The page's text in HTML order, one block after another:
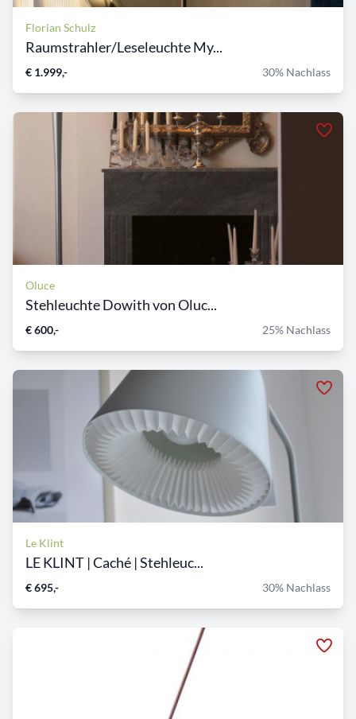
Florian Schulz
Raumstrahler/Leseleuchte My...
€ 1.999,- 30% Nachlass
Oluce
Stehleuchte Dowith von Oluc...
€ 600,- 25% Nachlass
Le Klint
LE KLINT | Caché | Stehleuc...
€ 695,- 30% Nachlass